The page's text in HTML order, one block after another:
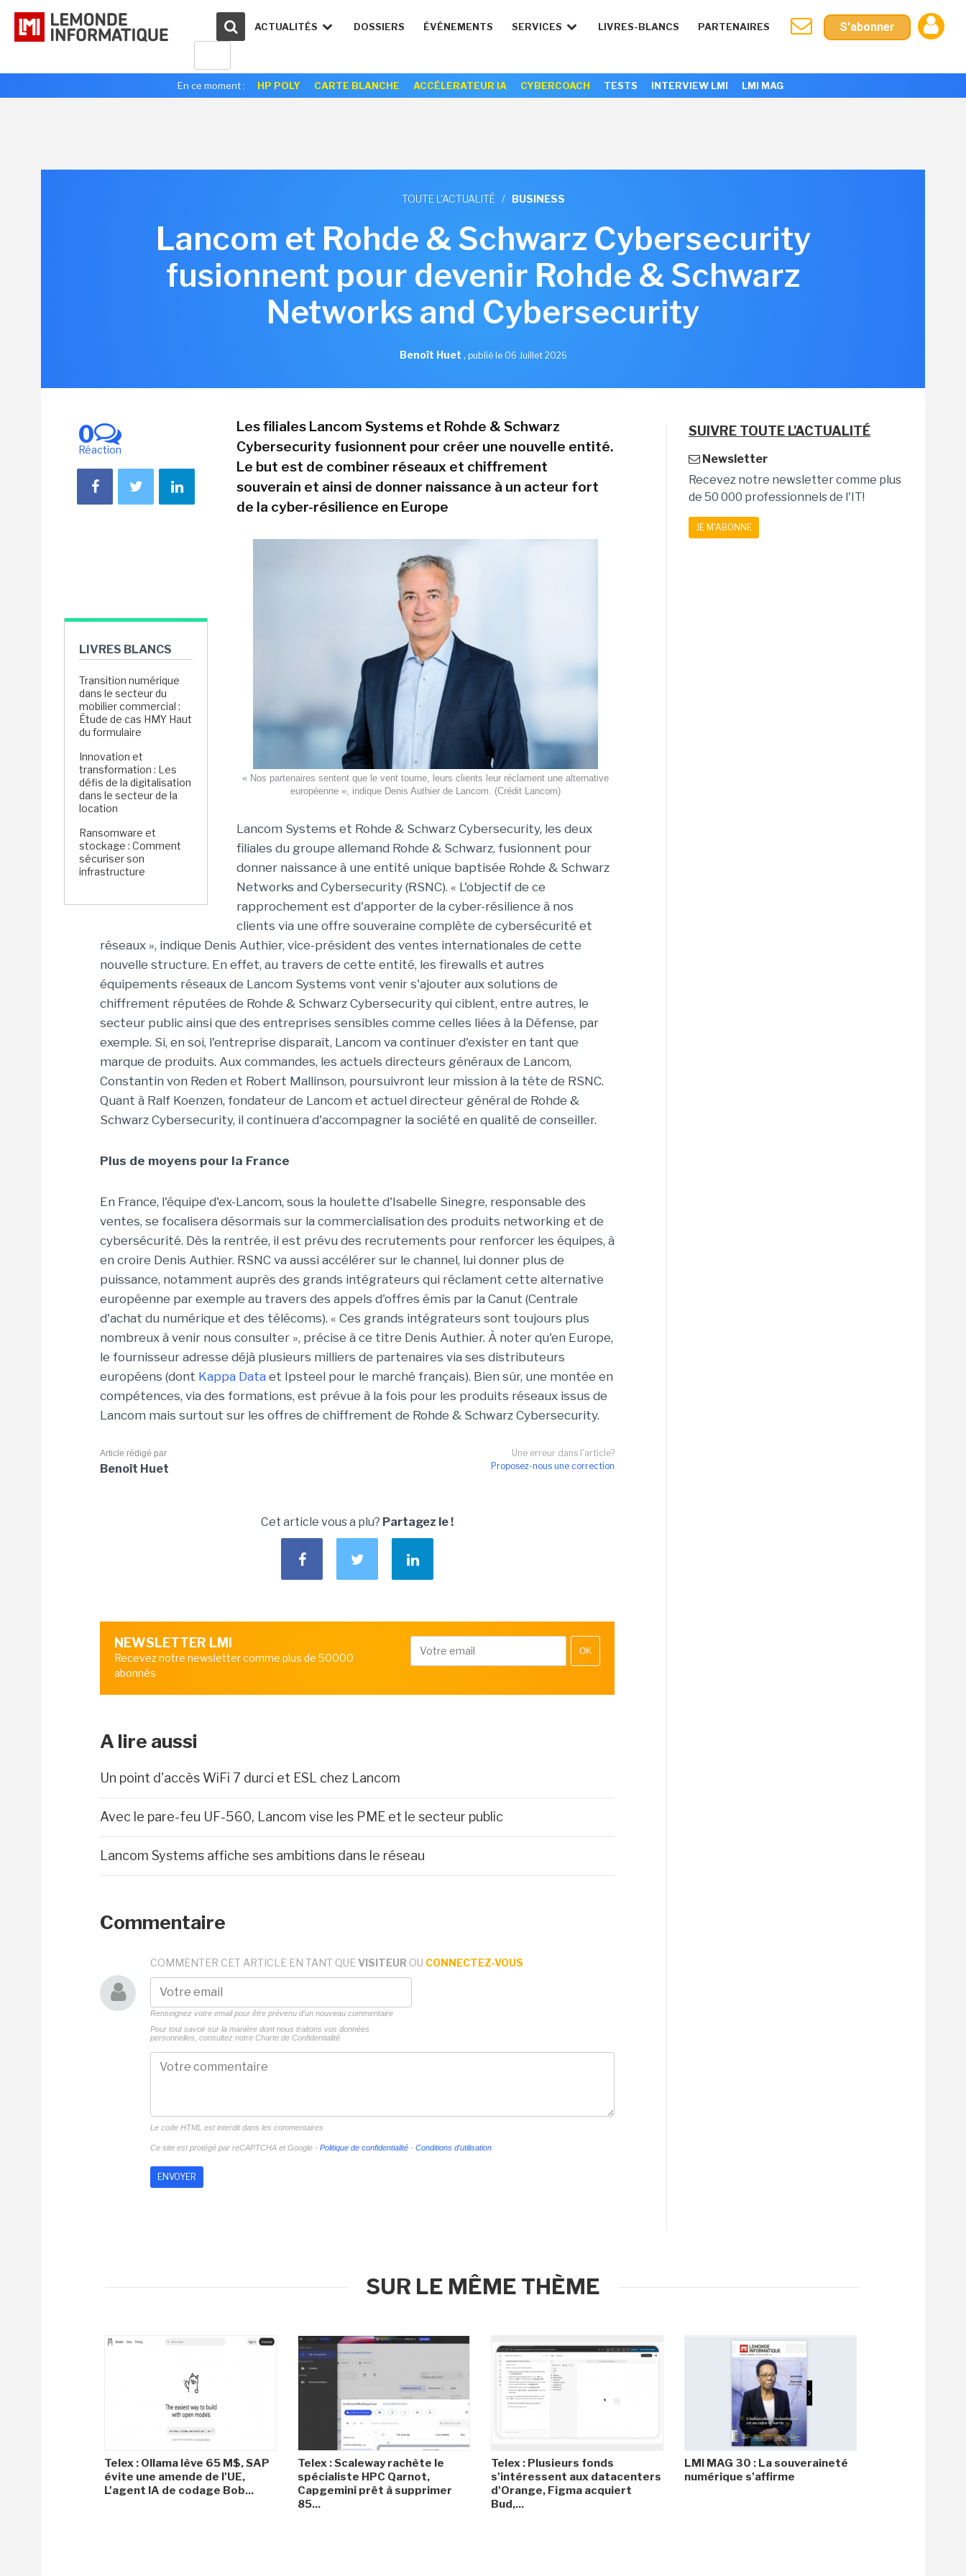
ACTUALITÉS DOSSIERS ÉVÉNEMENTS SERVICES LIVRES-BLANCS PARTENAIRES S'abonner
En ce moment : HP POLY CARTE BLANCHE ACCÉLERATEUR IA CYBERCOACH TESTS INTERVIEW LMI LMI MAG
TOUTE L'ACTUALITÉ / BUSINESS
Lancom et Rohde & Schwarz Cybersecurity
fusionnent pour devenir Rohde & Schwarz
Networks and Cybersecurity
Benoît Huet , publié le 06 Juillet 2026
0
Réaction
LIVRES BLANCS
Transition numérique
dans le secteur du
mobilier commercial :
Étude de cas HMY Haut
du formulaire
Innovation et
transformation : Les
défis de la digitalisation
dans le secteur de la
location
Ransomware et
stockage : Comment
sécuriser son
infrastructure
Les filiales Lancom Systems et Rohde & Schwarz
Cybersecurity fusionnent pour créer une nouvelle entité.
Le but est de combiner réseaux et chiffrement
souverain et ainsi de donner naissance à un acteur fort
de la cyber-résilience en Europe
« Nos partenaires sentent que le vent tourne, leurs clients leur réclament une alternative
européenne », indique Denis Authier de Lancom. (Crédit Lancom)
Lancom Systems et Rohde & Schwarz Cybersecurity, les deux
filiales du groupe allemand Rohde & Schwarz, fusionnent pour
donner naissance à une entité unique baptisée Rohde & Schwarz
Networks and Cybersecurity (RSNC). « L'objectif de ce
rapprochement est d'apporter de la cyber-résilience à nos
clients via une offre souveraine complète de cybersécurité et
réseaux », indique Denis Authier, vice-président des ventes internationales de cette
nouvelle structure. En effet, au travers de cette entité, les firewalls et autres
équipements réseaux de Lancom Systems vont venir s'ajouter aux solutions de
chiffrement réputées de Rohde & Schwarz Cybersecurity qui ciblent, entre autres, le
secteur public ainsi que des entreprises sensibles comme celles liées à la Défense, par
exemple. Si, en soi, l'entreprise disparaît, Lancom va continuer d'exister en tant que
marque de produits. Aux commandes, les actuels directeurs généraux de Lancom,
Constantin von Reden et Robert Mallinson, poursuivront leur mission à la tête de RSNC.
Quant à Ralf Koenzen, fondateur de Lancom et actuel directeur général de Rohde &
Schwarz Cybersecurity, il continuera d'accompagner la société en qualité de conseiller.
Plus de moyens pour la France
En France, l'équipe d'ex-Lancom, sous la houlette d'Isabelle Sinegre, responsable des
ventes, se focalisera désormais sur la commercialisation des produits networking et de
cybersécurité. Dès la rentrée, il est prévu des recrutements pour renforcer les équipes, à
en croire Denis Authier. RSNC va aussi accélérer sur le channel, lui donner plus de
puissance, notamment auprès des grands intégrateurs qui réclament cette alternative
européenne par exemple au travers des appels d'offres émis par la Canut (Centrale
d'achat du numérique et des télécoms). « Ces grands intégrateurs sont toujours plus
nombreux à venir nous consulter », précise à ce titre Denis Authier. À noter qu'en Europe,
le fournisseur adresse déjà plusieurs milliers de partenaires via ses distributeurs
européens (dont Kappa Data et Ipsteel pour le marché français). Bien sûr, une montée en
compétences, via des formations, est prévue à la fois pour les produits réseaux issus de
Lancom mais surtout sur les offres de chiffrement de Rohde & Schwarz Cybersecurity.
Une erreur dans l'article?
Proposez-nous une correction
Article rédigé par
Benoît Huet
Cet article vous a plu? Partagez le !
NEWSLETTER LMI
Recevez notre newsletter comme plus de 50000
abonnés
OK
A lire aussi
Un point d'accès WiFi 7 durci et ESL chez Lancom
Avec le pare-feu UF-560, Lancom vise les PME et le secteur public
Lancom Systems affiche ses ambitions dans le réseau
Commentaire
COMMENTER CET ARTICLE EN TANT QUE VISITEUR OU CONNECTEZ-VOUS
Renseignez votre email pour être prévenu d'un nouveau commentaire
Pour tout savoir sur la manière dont nous traitons vos données
personnelles, consultez notre Charte de Confidentialité.
Le code HTML est interdit dans les commentaires
Ce site est protégé par reCAPTCHA et Google - Politique de confidentialité - Conditions d'utilisation
SUIVRE TOUTE L'ACTUALITÉ
Newsletter
Recevez notre newsletter comme plus
de 50 000 professionnels de l'IT!
JE M'ABONNE
SUR LE MÊME THÈME
Telex : Ollama lève 65 M$, SAP
évite une amende de l'UE,
L'agent IA de codage Bob...
Telex : Scaleway rachète le
spécialiste HPC Qarnot,
Capgemini prêt à supprimer
85...
Telex : Plusieurs fonds
s'intéressent aux datacenters
d'Orange, Figma acquiert
Bud,...
LMI MAG 30 : La souveraineté
numérique s'affirme